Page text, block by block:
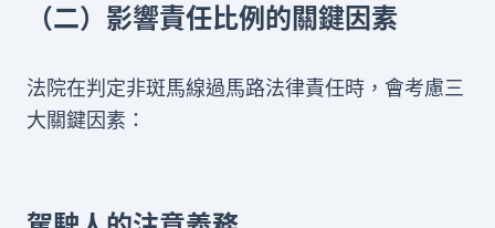
（二）影響責任比例的關鍵因素
法院在判定非斑馬線過馬路法律責任時，會考慮三
大關鍵因素：